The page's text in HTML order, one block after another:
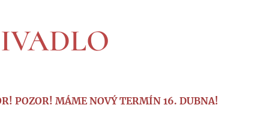
POZOR! MÁME NOVÝ TERMÍN 16. DUBNA!